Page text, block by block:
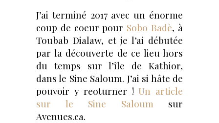
J’ai terminé 2017 avec un énorme
coup de coeur pour Sobo Badè, à
Toubab Dialaw, et je l’ai débutée
par la découverte de ce lieu hors
du temps sur l’île de Kathior,
dans le Sine Saloum. J’ai si hâte de
pouvoir y reoturner !Un article
sur le Sine Saloum sur
Avenues.ca.